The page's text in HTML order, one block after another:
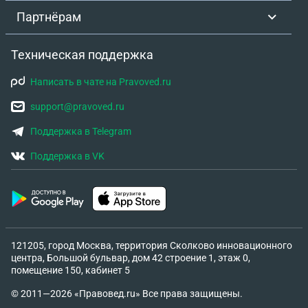
полностью свои долговые обязательства перед
банком . Тоесть рыночная цена авто 1.5-1.7млн за
которую у меня готов выкупить автосалон
проценты потребую либо закрытие полностью
моих долговых обязательств . Проценты очень
тоже совершил ошибку пропустил автомобиль
рыночная цена которого не соответствует .
Скажите пожалуйста какие шансы вернуть
проценты и правильно выйти из этой ситуации .
Спасибо.
Партнёрам
Техническая поддержка
Написать в чате на Pravoved.ru
support@pravoved.ru
Поддержка в Telegram
Поддержка в VK
121205, город Москва, территория Сколково инновационного
центра, Большой бульвар, дом 42 строение 1, этаж 0,
помещение 150, кабинет 5
© 2011—2026 «Правовед.ru» Все права защищены.